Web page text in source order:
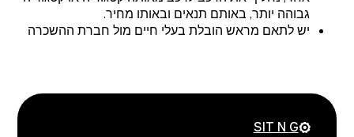
גבוהה יותר, באותם תנאים ובאותו מחיר.
יש לתאם מראש הובלת בעלי חיים מול חברת ההשכרה
SIT N G